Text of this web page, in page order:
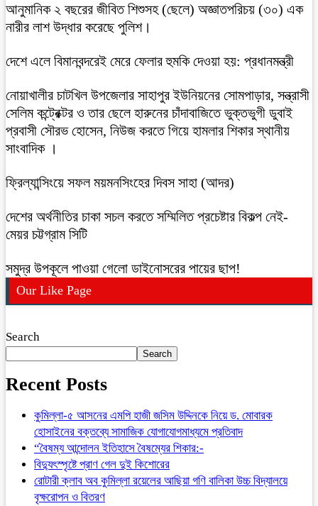
আনুমানিক ২ বছরের জীবিত শিশুসহ (ছেলে) অজ্ঞাতপরিচয় (৩০) এক
নারীর লাশ উদ্ধার করেছে পুলিশ।
দেশে এলে বিমানবন্দরেই মেরে ফেলার হুমকি দেওয়া হয়: প্রধানমন্ত্রী
নোয়াখালীর চাটখিল উপজেলার সাহাপুর ইউনিয়নের সোমপাড়ার, সন্ত্রাসী
সেলিম কন্ট্রেক্টর ও তার ছেলে হারুনের চাঁদাবাজিতে ভুক্তভুগী ডুবাই
প্রবাসী সৌরভ হোসেন, নিউজ করতে গিয়ে হামলার শিকার স্থানীয়
সাংবাদিক ।
ফ্রিল্যান্সিংয়ে সফল ময়মনসিংহের দিবস সাহা (আদর)
দেশের অর্থনীতির চাকা সচল করতে সম্মিলিত প্রচেষ্টার বিকল্প নেই-
মেয়র চট্টগ্রাম সিটি
সমুদ্র উপকূলে পাওয়া গেলো ডাইনোসরের পায়ের ছাপ!
Our Like Page
Search
Search
Recent Posts
কুমিল্লা-৫ আসনের এমপি হাজী জসিম উদ্দিনকে নিয়ে ড. মোবারক
হোসাইনের বক্তব্যে সামাজিক যোগাযোগমাধ্যমে প্রতিবাদ
“বৈষম্য আন্দোলন ইতিহাসে বৈষম্যের শিকার:-
বিদ্যুৎস্পৃষ্টে প্রাণ গেল দুই কিশোরের
রোটারী ক্লাব অব কুমিল্লা রয়েলের আছিয়া গণি বালিকা উচ্চ বিদ্যালয়ে
বৃক্ষরোপন ও বিতরণ